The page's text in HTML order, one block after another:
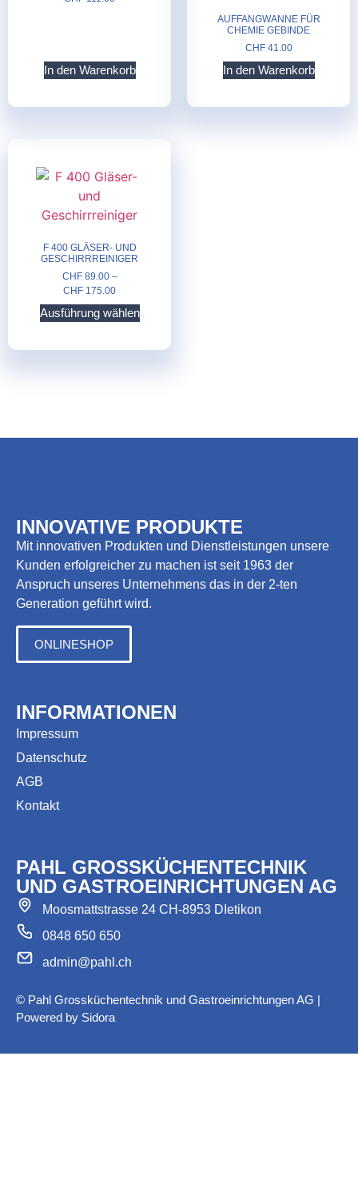
In den Warenkorb
AUFFANGWANNE FÜR
CHEMIE GEBINDE
CHF41.00
In den Warenkorb
F 400 GLÄSER- UND
GESCHIRRREINIGER
CHF89.00 –
CHF 175.00
Ausführung wählen
INNOVATIVE PRODUKTE
Mit innovativen Produkten und Dienstleistungen unsere
Kunden erfolgreicher zu machen ist seit 1963 der
Anspruch unseres Unternehmens das in der 2-ten
Generation geführt wird.
ONLINESHOP
INFORMATIONEN
Impressum
Datenschutz
AGB
Kontakt
PAHL GROSSKÜCHENTECHNIK
UND GASTROEINRICHTUNGEN AG
Moosmattstrasse 24 CH-8953 DIetikon
0848 650 650
admin@pahl.ch
© Pahl Grossküchentechnik und Gastroeinrichtungen AG |
Powered by Sidora